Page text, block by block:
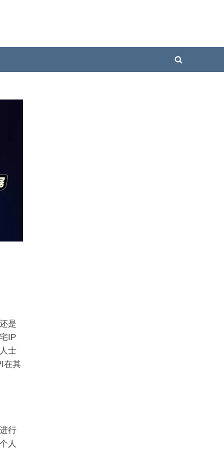
Toggle
是
IP
士
在其
行
人